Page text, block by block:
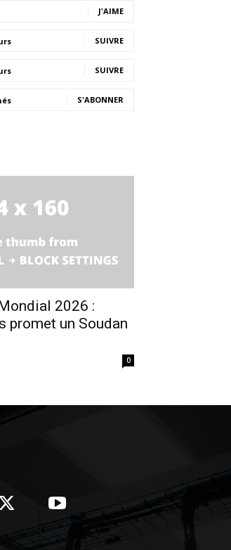
J'AIME
SUIVRE
SUIVRE
S'ABONNER
2026 :
promet un Soudan
0